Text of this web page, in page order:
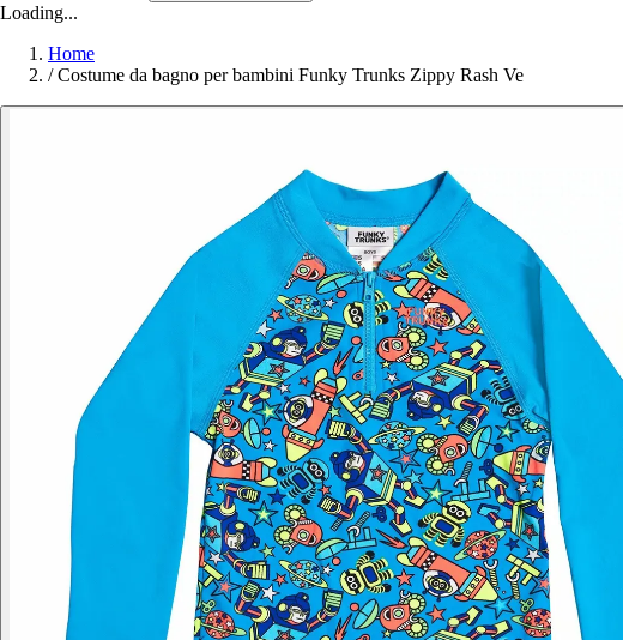
Loading...
Home
/ Costume da bagno per bambini Funky Trunks Zippy Rash Ve